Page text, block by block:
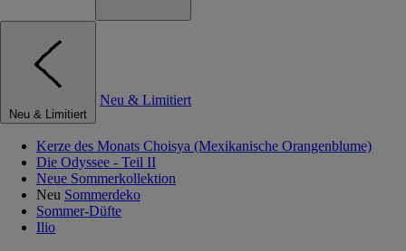
Neu & Limitiert
Neu & Limitiert
Kerze des Monats Choisya (Mexikanische Orangenblume)
Die Odyssee - Teil II
Neue Sommerkollektion
Neu Sommerdeko
Sommer-Düfte
Ilio